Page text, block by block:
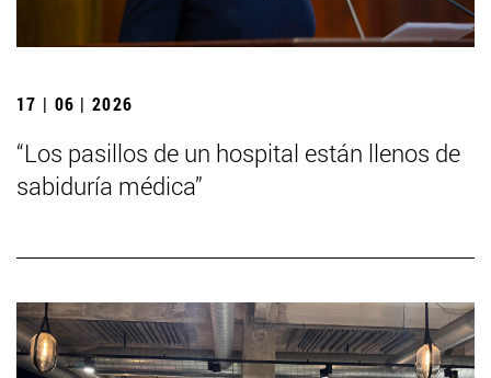
17 | 06 | 2026
“Los pasillos de un hospital están llenos de
sabiduría médica”